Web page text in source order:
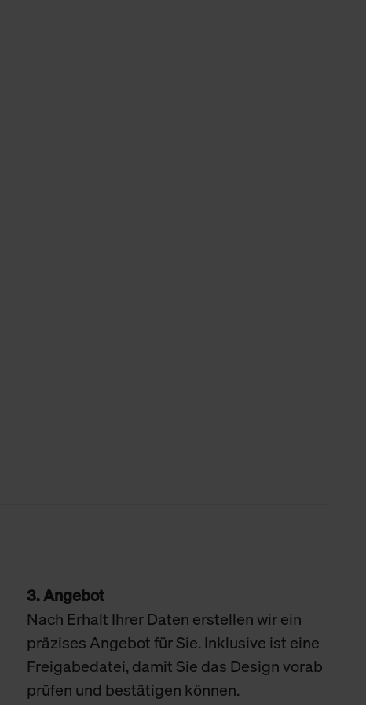
Daten.
Daten finden Sie in
3. Angebot
Nach Erhalt Ihrer Daten erstellen wir ein
präzises Angebot für Sie. Inklusive ist eine
Freigabedatei, damit Sie das Design vorab
prüfen und bestätigen können.